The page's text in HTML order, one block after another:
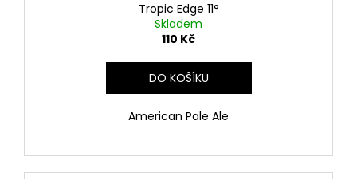
Tropic Edge 11°
Skladem
110 Kč
DO KOŠÍKU
American Pale Ale